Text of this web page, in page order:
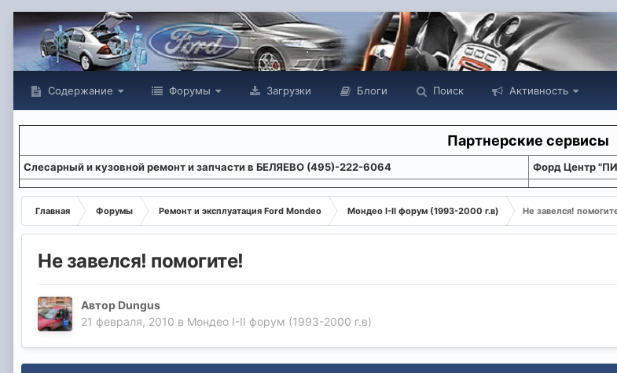
Содержание Форумы Загрузки Блоги Поиск Активность
Партнерские сервисы
Слесарный и кузовной ремонт и запчасти в БЕЛЯЕВО (495)-222-6064 Форд Центр
Главная Форумы Ремонт и эксплуатация Ford Mondeo Мондео I-II форум (1993-2000 г.в) Не завелся!
Не завелся! помогите!
Автор Dungus
21 февраля, 2010 в Мондео I-II форум (1993-2000 г.в)